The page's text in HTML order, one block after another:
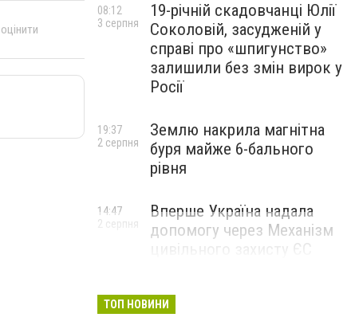
19-річній скадовчанці Юлії
Соколовій, засудженій у
справі про «шпигунство»
залишили без змін вирок у
Росії
08:12
3 серпня
Землю накрила магнітна
буря майже 6-бального
рівня
19:37
2 серпня
Вперше Україна надала
допомогу через Механізм
цивільного захисту ЄС
14:47
2 серпня
ТОП НОВИНИ